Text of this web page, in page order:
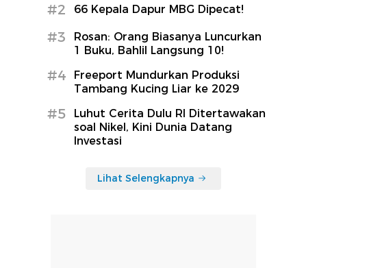
#2 66 Kepala Dapur MBG Dipecat!
#3
Rosan: Orang Biasanya Luncurkan
1 Buku, Bahlil Langsung 10!
#4
Freeport Mundurkan Produksi
Tambang Kucing Liar ke 2029
#5
Luhut Cerita Dulu RI Ditertawakan
soal Nikel, Kini Dunia Datang
Investasi
Lihat Selengkapnya